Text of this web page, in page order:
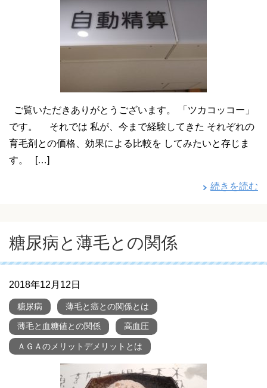
ご覧いただきありがとうございます。 「ツカコッコー」
です。 それでは 私が、今まで経験してきた それぞれの
育毛剤との価格、効果による比較を してみたいと存じま
す。 […]
続きを読む
糖尿病と薄毛との関係
2018年12月12日
糖尿病 薄毛と癌との関係とは
薄毛と血糖値との関係 高血圧
ＡＧＡのメリットデメリットとは